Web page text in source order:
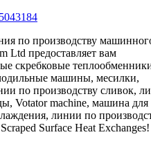
по производству
Ltd предоставляет вам
скребковые
машины, месилки,
по производству сливок,
Votator machine, машина для
линии по
Surface Heat Exchanges!